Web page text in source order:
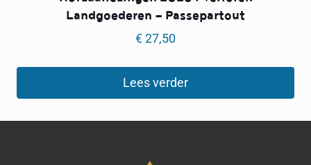
Landgoederen — Passepartout
€27,50
Lees verder